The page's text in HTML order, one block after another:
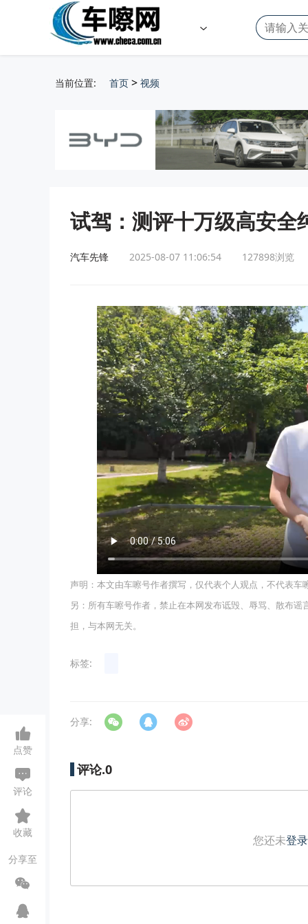
当前位置: 首页 > 视频
试驾：测评十万级高安全
汽车先锋 2025-08-07 11:06:54 127898浏览
声明：本文由车嚓号作者撰写，仅代表个人观点，不代表
另：所有车嚓号作者，禁止在本网发布诋毁、辱骂、散布
担，与本网无关。
标签:
分享:
评论.0
您还未登录
点赞
评论
收藏
分享至